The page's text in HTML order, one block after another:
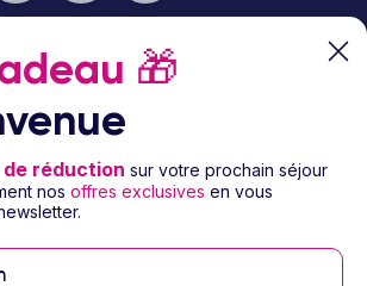
🎁
réduction sur votre prochain séjour
nos offres exclusives en vous